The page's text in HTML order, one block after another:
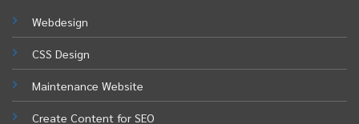
Webdesign
CSS Design
Maintenance Website
Create Content for SEO